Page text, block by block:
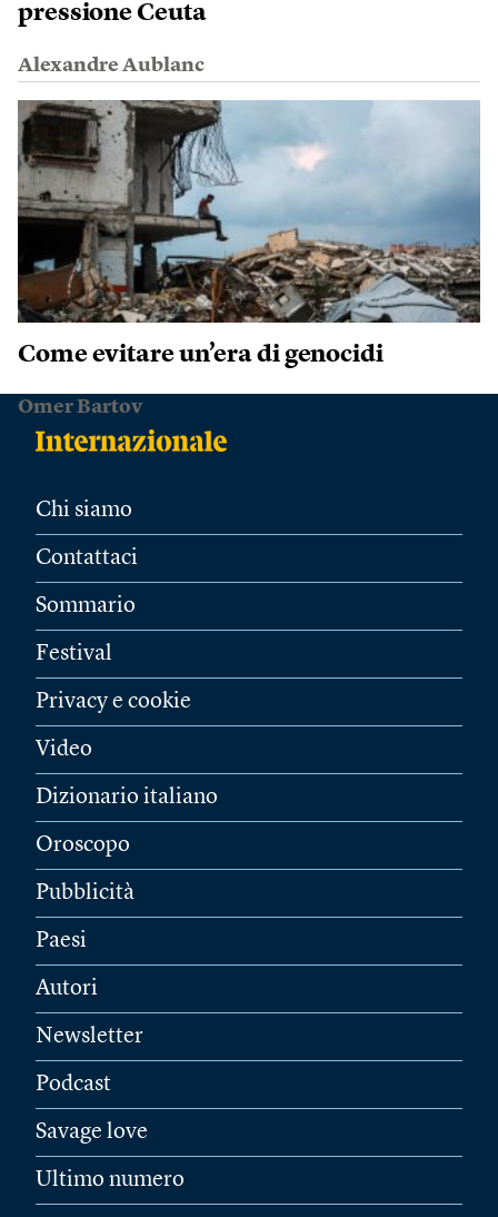
pressione Ceuta
Alexandre Aublanc
Come evitare un’era di genocidi
Omer Bartov
Chi siamo
Contattaci
Sommario
Festival
Privacy e cookie
Video
Dizionario italiano
Oroscopo
Pubblicità
Paesi
Autori
Newsletter
Podcast
Savage love
Ultimo numero